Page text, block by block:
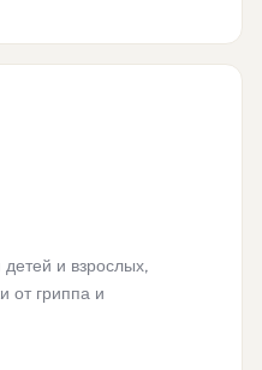
и взрослых,
от гриппа и